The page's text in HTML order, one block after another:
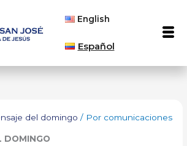
English
Español
del domingo / Por comunicaciones
DOMINGO